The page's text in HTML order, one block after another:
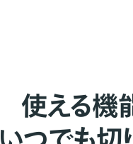
使える機